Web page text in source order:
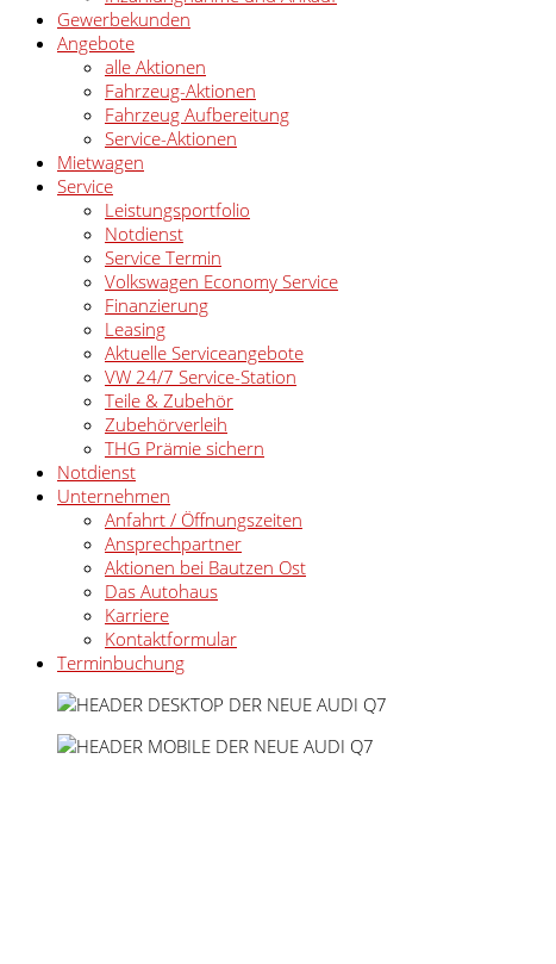
Gewerbekunden
Angebote
alle Aktionen
Fahrzeug-Aktionen
Fahrzeug Aufbereitung
Service-Aktionen
Mietwagen
Service
Leistungsportfolio
Notdienst
Service Termin
Volkswagen Economy Service
Finanzierung
Leasing
Aktuelle Serviceangebote
VW 24/7 Service-Station
Teile & Zubehör
Zubehörverleih
THG Prämie sichern
Notdienst
Unternehmen
Anfahrt / Öffnungszeiten
Ansprechpartner
Aktionen bei Bautzen Ost
Das Autohaus
Karriere
Kontaktformular
Terminbuchung